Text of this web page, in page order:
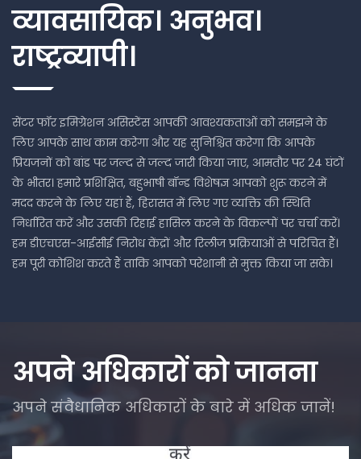
व्यावसायिक। अनुभव।
राष्ट्रव्यापी।
सेंटर फॉर इमिग्रेशन असिस्टेंस आपकी आवश्यकताओं को समझने के
लिए आपके साथ काम करेगा और यह सुनिश्चित करेगा कि आपके
प्रियजनों को बांड पर जल्द से जल्द जारी किया जाए, आमतौर पर 24 घंटों
के भीतर। हमारे प्रशिक्षित, बहुभाषी बॉन्ड विशेषज्ञ आपको शुरू करने में
मदद करने के लिए यहां हैं, हिरासत में लिए गए व्यक्ति की स्थिति
निर्धारित करें और उसकी रिहाई हासिल करने के विकल्पों पर चर्चा करें।
हम डीएचएस-आईसीई निरोध केंद्रों और रिलीज प्रक्रियाओं से परिचित हैं।
हम पूरी कोशिश करते हैं ताकि आपको परेशानी से मुक्त किया जा सके।
अपने अधिकारों को जानना
अपने संवैधानिक अधिकारों के बारे में अधिक जानें!